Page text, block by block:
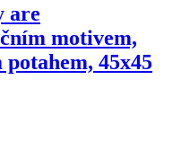
are
motivem,
potahem, 45x45